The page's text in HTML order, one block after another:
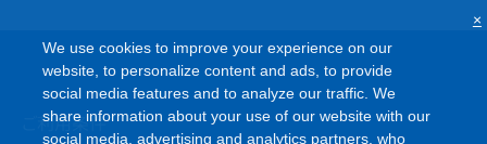
ご利用条件
We use cookies to improve your experience on our
website, to personalize content and ads, to provide
social media features and to analyze our traffic. We
share information about your use of our website with our
social media, advertising and analytics partners, who
×